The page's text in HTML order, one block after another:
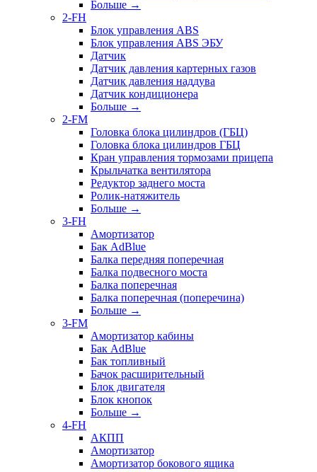
Больше →
2-FH
Блок управления ABS
Блок управления ABS ЭБУ
Датчик
Датчик давления картерных газов
Датчик давления наддува
Датчик кондиционера
Больше →
2-FM
Головка блока цилиндров (ГБЦ)
Головка блока цилиндров ГБЦ
Кран управления тормозами прицепа
Крыльчатка вентилятора
Редуктор заднего моста
Ролик-натяжитель
Больше →
3-FH
Амортизатор
Бак AdBlue
Балка передняя поперечная
Балка подвесного моста
Балка поперечная
Балка поперечная (поперечина)
Больше →
3-FM
Амортизатор кабины
Бак AdBlue
Бак топливный
Бачок расширительный
Блок двигателя
Блок кнопок
Больше →
4-FH
АКПП
Амортизатор
Амортизатор бокового ящика